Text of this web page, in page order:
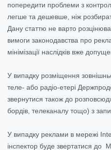
попередити проблеми з
легше та дешевше, ніж
Дану статтю не варто
вимоги законодавства про
мінімізації наслідків вже
У випадку розміщення
теле- або радіо-етері
звернутися також до
бордів, телеканалу тощо) з
У випадку реклами в мережі
інспектор буде звертатися до